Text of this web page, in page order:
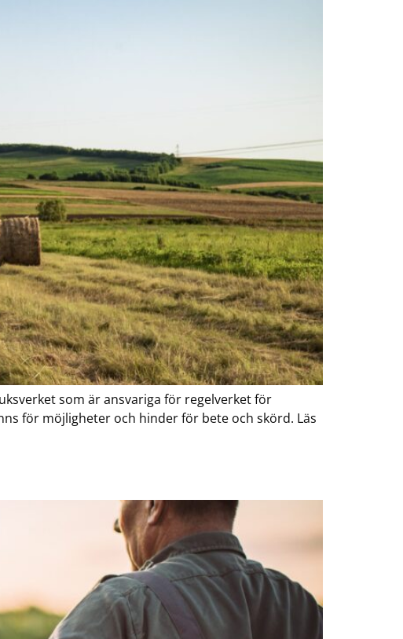
som är ansvariga för regelverket för
för möjligheter och hinder för bete och skörd. Läs